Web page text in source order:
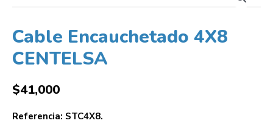
Cable Encauchetado 4X8
CENTELSA
$41,000
Referencia: STC4X8.